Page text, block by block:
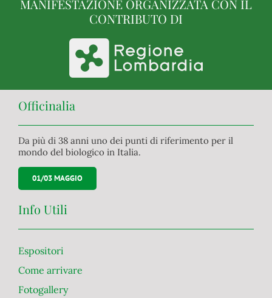
MANIFESTAZIONE ORGANIZZATA CON IL
CONTRIBUTO DI
Officinalia
Da più di 38 anni uno dei punti di riferimento per il
mondo del biologico in Italia.
01/03 MAGGIO
Info Utili
Espositori
Come arrivare
Fotogallery